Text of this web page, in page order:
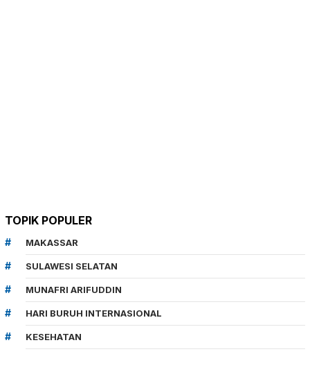
TOPIK POPULER
MAKASSAR
SULAWESI SELATAN
MUNAFRI ARIFUDDIN
HARI BURUH INTERNASIONAL
KESEHATAN